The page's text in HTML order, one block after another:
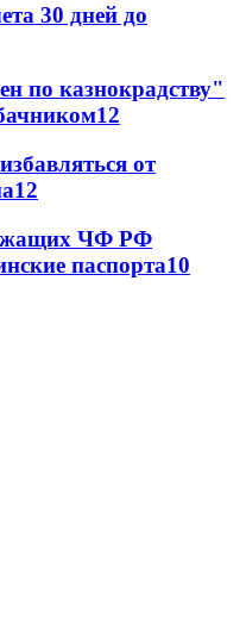
30 дней до
по казнокрадству"
12
от
12
ЧФ РФ
паспорта10